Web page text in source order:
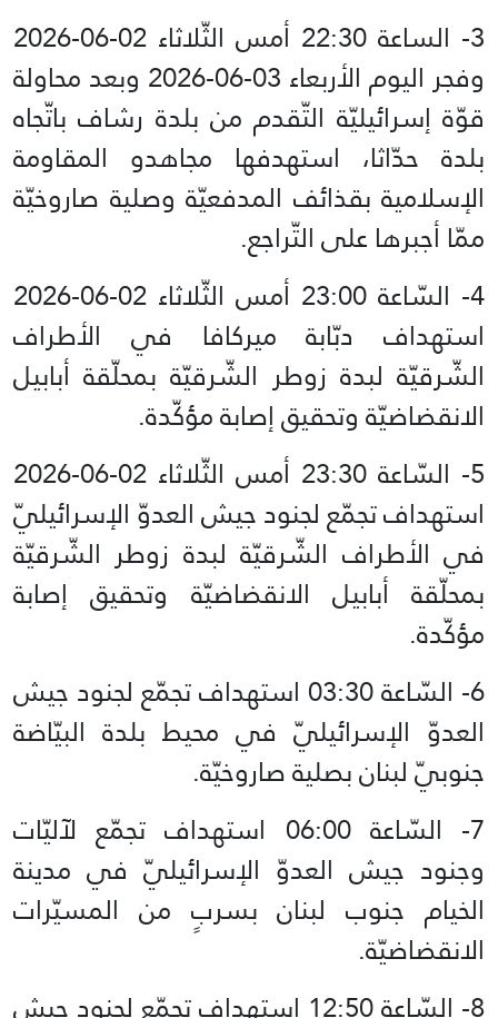
3- الساعة 22:30 أمس الثّلاثاء 02-06-2026
وفجر اليوم الأربعاء 03-06-2026 وبعد محاولة
قوّة إسرائيليّة التّقدم من بلدة رشاف باتّجاه
بلدة حدّاثا، استهدفها مجاهدو المقاومة
الإسلامية بقذائف المدفعيّة وصلية صاروخيّة
ممّا أجبرها على التّراجع.
استهداف دبّابة ميركافا في الأطراف
الشّرقيّة لبدة زوطر الشّرقيّة بمحلّقة أبابيل
الانقضاضيّة وتحقيق إصابة مؤكّدة.
استهداف تجمّع لجنود جيش العدوّ الإسرائيليّ
في الأطراف الشّرقيّة لبدة زوطر الشّرقيّة
بمحلّقة أبابيل الانقضاضيّة وتحقيق إصابة
مؤكّدة.
6- السّاعة 03:30 استهداف تجمّع لجنود جيش
العدوّ الإسرائيليّ في محيط بلدة البيّاضة
جنوبيّ لبنان بصلية صاروخيّة.
7- السّاعة 06:00 استهداف تجمّع لآليّات
وجنود جيش العدوّ الإسرائيليّ في مدينة
الخيام جنوب لبنان بسربٍ من المسيّرات
الانقضاضيّة.
8- السّاعة 12:50 استهداف تجمّع لجنود جيش